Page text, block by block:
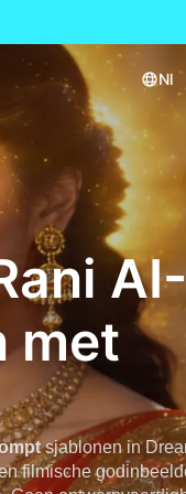
Nl
AI-
met
sjablonen in
filmische